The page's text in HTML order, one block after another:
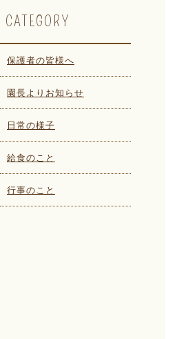
CATEGORY
保護者の皆様へ
園長よりお知らせ
日常の様子
給食のこと
行事のこと